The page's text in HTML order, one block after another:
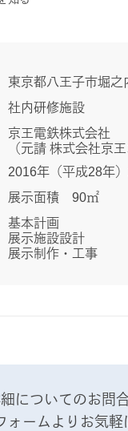
東京都八王子市堀之
社内研修施設
京王電鉄株式会社
（元請 株式会社京
2016年（平成28年
展示面積 90㎡
基本計画
展示施設設計
展示制作・工事
についてのお問
ォームよりお気軽